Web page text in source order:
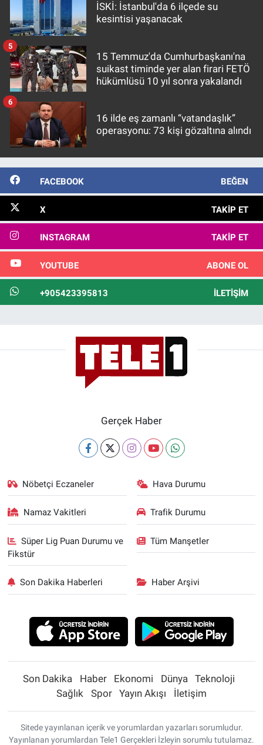
İSKİ: İstanbul'da 6 ilçede su
kesintisi yaşanacak
15 Temmuz'da Cumhurbaşkanı'na
suikast timinde yer alan firari FETÖ
hükümlüsü 10 yıl sonra yakalandı
5
16 ilde eş zamanlı “vatandaşlık”
operasyonu: 73 kişi gözaltına alındı
6
FACEBOOK BEĞEN
X TAKIP ET
INSTAGRAM TAKIP ET
YOUTUBE ABONE OL
+905423395813 İLETIŞIM
Gerçek Haber
Nöbetçi Eczaneler Hava Durumu
Namaz Vakitleri Trafik Durumu
Süper Lig Puan Durumu ve
Fikstür
Tüm Manşetler
Son Dakika Haberleri Haber Arşivi
Son Dakika Haber Ekonomi Dünya
Teknoloji
Sağlık
Spor Yayın Akışı İletişim
Sitede yayınlanan içerik ve yorumlardan yazarları sorumludur.
Yayınlanan yorumlardan Tele1 Gerçekleri İzleyin sorumlu tutulamaz.